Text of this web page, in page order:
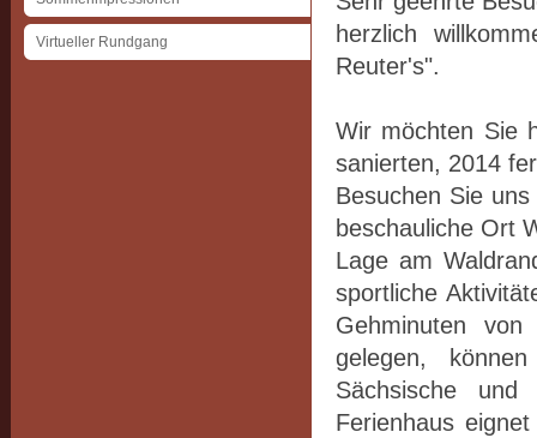
Virtueller Rundgang
herzlich
Reuter's".
Wir möchten Sie
sanierten, 2014
Besuchen Sie
beschauliche Ort
Lage am
sportliche
Gehminuten
gelegen,
Sächsische und
Ferienhaus